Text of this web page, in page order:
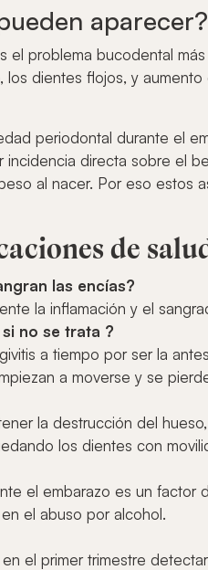
aparecer?
el problema bucodental
los dientes flojos, y
periodontal durante el
directa sobre el
al nacer. Por eso estos
de
las encías?
la inflamación y el
no se trata ?
a tiempo por ser la
a moverse y se
la destrucción del
los dientes con
el embarazo es un
el abuso por alcohol.
el primer trimestre